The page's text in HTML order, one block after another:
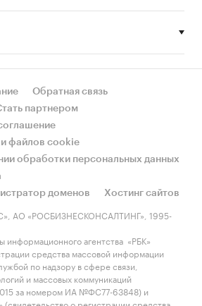
их количества за период с 2010 по 2012
характеристику глюкометров и
определение, история появления,
принципы действия, внешний
и тест-полосок в России.
рынка в 2011 гг в натуральном
зарубежных и российских
Обратная связь
партнером
файлов cookie
обработки персональных данных
доменов
Хостинг сайтов
АО «РОСБИЗНЕСКОНСАЛТИНГ», 1995-
агентства «РБК»
средства массовой информации
по надзору в сфере связи,
и массовых коммуникаций
за номером ИА №ФС77-63848) и